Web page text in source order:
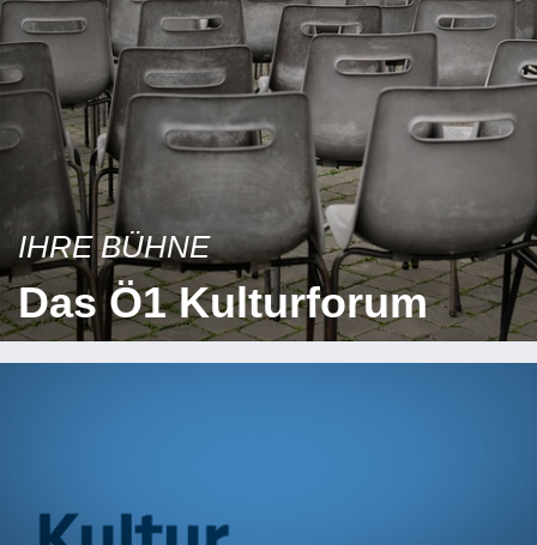
IHRE BÜHNE
Das Ö1 Kulturforum